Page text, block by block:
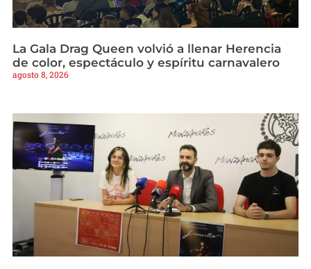
La Gala Drag Queen volvió a llenar Herencia
de color, espectáculo y espíritu carnavalero
agosto 8, 2026